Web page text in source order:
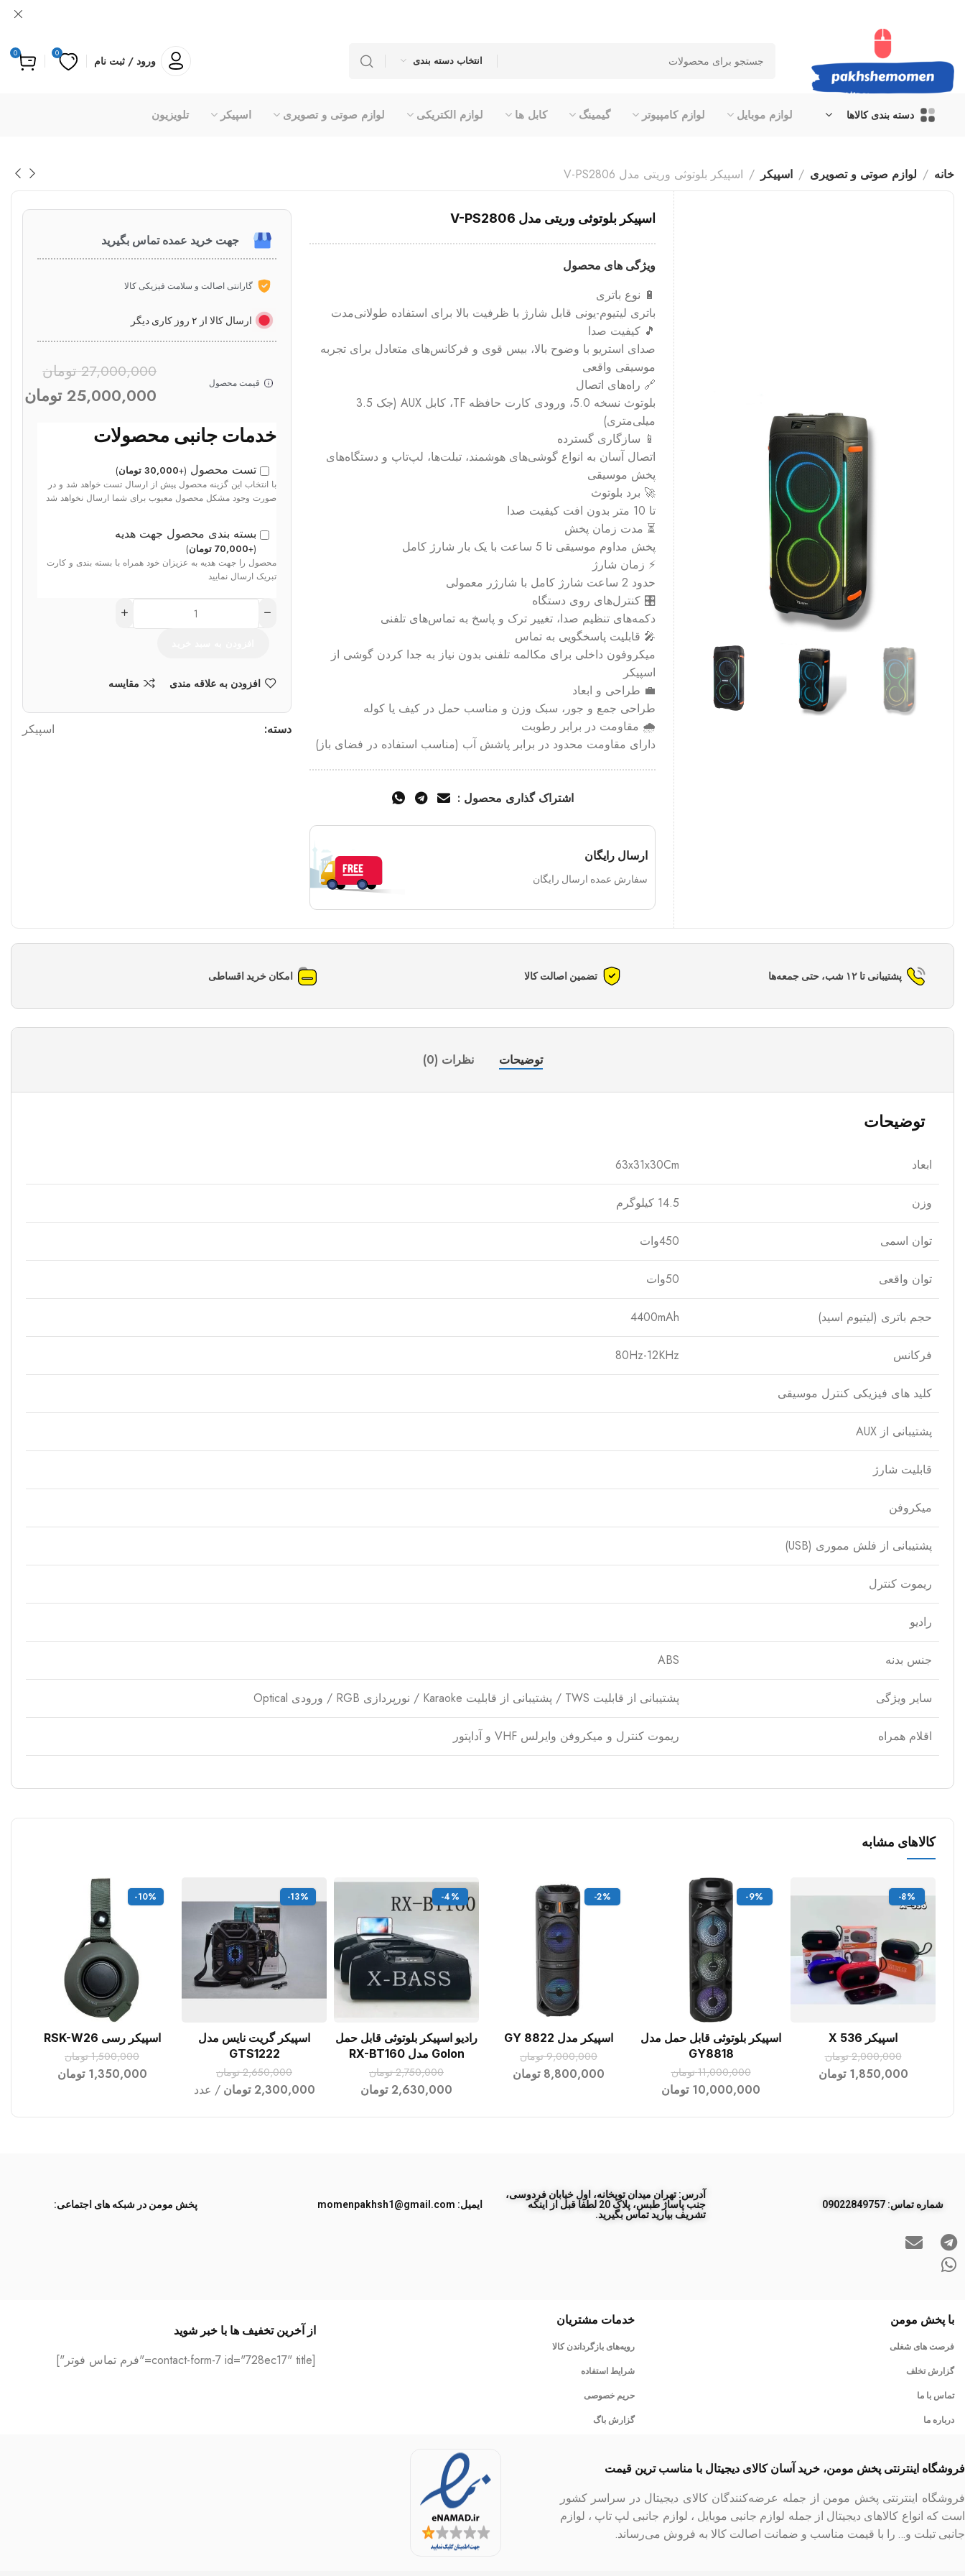
انتخاب دسته بندی ورود / ثبت نام
0
0
دسته بندی کالاها لوازم موبایل لوازم کامپیوتر گیمینگ کابل ها لوازم الکتریکی لوازم صوتی و تصویری اسپیکر تلویزیون
خانه لوازم صوتی و تصویری اسپیکر اسپیکر بلوتوثی وریتی مدل V-PS2806
اسپیکر بلوتوثی وریتی مدل V-PS2806
ویژگی های محصول
🔋 نوع باتری
باتری لیتیوم-یونی قابل شارژ با ظرفیت بالا برای استفاده طولانی‌مدت
🎵 کیفیت صدا
صدای استریو با وضوح بالا، بیس قوی و فرکانس‌های متعادل برای تجربه
موسیقی واقعی
🔗 راه‌های اتصال
بلوتوث نسخه 5.0، ورودی کارت حافظه TF، کابل AUX (جک 3.5
میلی‌متری)
📱 سازگاری گسترده
اتصال آسان به انواع گوشی‌های هوشمند، تبلت‌ها، لپ‌تاپ و دستگاه‌های
پخش موسیقی
🚀 برد بلوتوث
تا 10 متر بدون افت کیفیت صدا
⏳ مدت زمان پخش
پخش مداوم موسیقی تا 5 ساعت با یک بار شارژ کامل
⚡ زمان شارژ
حدود 2 ساعت شارژ کامل با شارژر معمولی
🎛️ کنترل‌های روی دستگاه
دکمه‌های تنظیم صدا، تغییر ترک و پاسخ به تماس‌های تلفنی
🎤 قابلیت پاسخگویی به تماس
میکروفون داخلی برای مکالمه تلفنی بدون نیاز به جدا کردن گوشی از
اسپیکر
💼 طراحی و ابعاد
طراحی جمع و جور، سبک وزن و مناسب حمل در کیف یا کوله
🌧️ مقاومت در برابر رطوبت
دارای مقاومت محدود در برابر پاشش آب (مناسب استفاده در فضای باز)
اشتراک گذاری محصول :
ارسال رایگان
سفارش عمده ارسال رایگان
جهت خرید عمده تماس بگیرید
گارانتی اصالت و سلامت فیزیکی کالا
ارسال کالا از ۲ روز کاری دیگر
قیمت محصول
27,000,000 تومان
25,000,000 تومان
خدمات جانبی محصولات
تست محصول (
+
30,000 تومان)
با انتخاب این گزینه محصول پیش از ارسال تست خواهد شد و در
صورت وجود مشکل محصول معیوب برای شما ارسال نخواهد شد
بسته بندی محصول جهت هدیه
(
+
70,000 تومان)
محصول را جهت هدیه به عزیزان خود همراه با بسته بندی و کارت
تبریک ارسال نمایید
افزودن به علاقه مندی مقایسه
دسته: اسپیکر
پشتیبانی تا ۱۲ شب، حتی جمعه‌ها تضمین اصالت کالا امکان خرید اقساطی
توضیحات نظرات (0)
توضیحات
ابعاد 63x31x30Cm
وزن 14.5 کیلوگرم
توان اسمی 450وات
توان واقعی 50وات
حجم باتری (لیتیوم اسید) 4400mAh
فرکانس 80Hz-12KHz
کلید های فیزیکی کنترل موسیقی
پشتیبانی از AUX
قابلیت شارژ
میکروفن
پشتیبانی از فلش مموری (USB)
ریموت کنترل
رادیو
جنس بدنه ABS
سایر ویژگی پشتیبانی از قابلیت TWS / پشتیبانی از قابلیت Karaoke / نورپردازی RGB / ورودی Optical
اقلام همراه ریموت کنترل و میکروفن وایرلس VHF و آداپتور
کالاهای مشابه
-8%
افزودن به سبد خرید
اسپیکر X 536
2,000,000 تومان
1,850,000 تومان
-9%
افزودن به سبد خرید
اسپیکر بلوتوثی قابل حمل مدل
GY8818
11,000,000 تومان
10,000,000 تومان
-2%
افزودن به سبد خرید
اسپیکر مدل GY 8822
9,000,000 تومان
8,800,000 تومان
-4%
افزودن به سبد خرید
رادیو اسپیکر بلوتوثی قابل حمل
Golon مدل RX-BT160
2,750,000 تومان
2,630,000 تومان
-13%
افزودن به سبد خرید
اسپیکر گریت نایس مدل
GTS1222
2,650,000 تومان
2,300,000 تومان عدد
-10%
افزودن به سبد خرید
اسپیکر رسی RSK-W26
1,500,000 تومان
1,350,000 تومان
ﺷﻤﺎره ﺗﻤﺎس: 09022849757
آدرس: تهران میدان توپخانه، اول خیابان فردوسی،
جنب پاساژ طبس، پلاک 20 لطفا قبل از اینکه
تشریف بیارید تماس بگیرید.
ایمیل: momenpakhsh1@gmail.com پخش مومن در شبکه های اجتماعی:
با پخش مومن
فرصت های شغلی
گزارش تخلف
تماس با ما
درباره ما
خدمات مشتریان
رویه‌های بازگرداندن کالا
شرایط استفاده
حریم خصوصی
گزارش باگ
از آخرین تخفیف ها با خبر شوید
[contact-form-7 id="728ec17" title="فرم تماس فوتر"]
فروشگاه اینترنتی پخش مومن، خرید آسان کالای دیجیتال با مناسب ترین قیمت
فروشگاه اینترنتی پخش مومن از جمله عرضه‌کنندگان کالای دیجیتال در سراسر کشور
است که انواع کالاهای دیجیتال از جمله لوازم جانبی موبایل ، لوازم جانبی لپ تاپ ، لوازم
جانبی تبلت و… را با قیمت مناسب و ضمانت اصالت کالا به فروش می‌رساند.